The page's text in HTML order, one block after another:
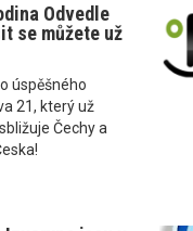
Odvedle
se můžete už
úspěšného
21, který už
Čechy a